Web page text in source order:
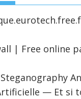
| Free online
— Et si